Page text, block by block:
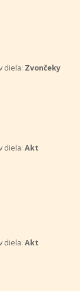
diela: Zvončeky
diela: Akt
diela: Akt